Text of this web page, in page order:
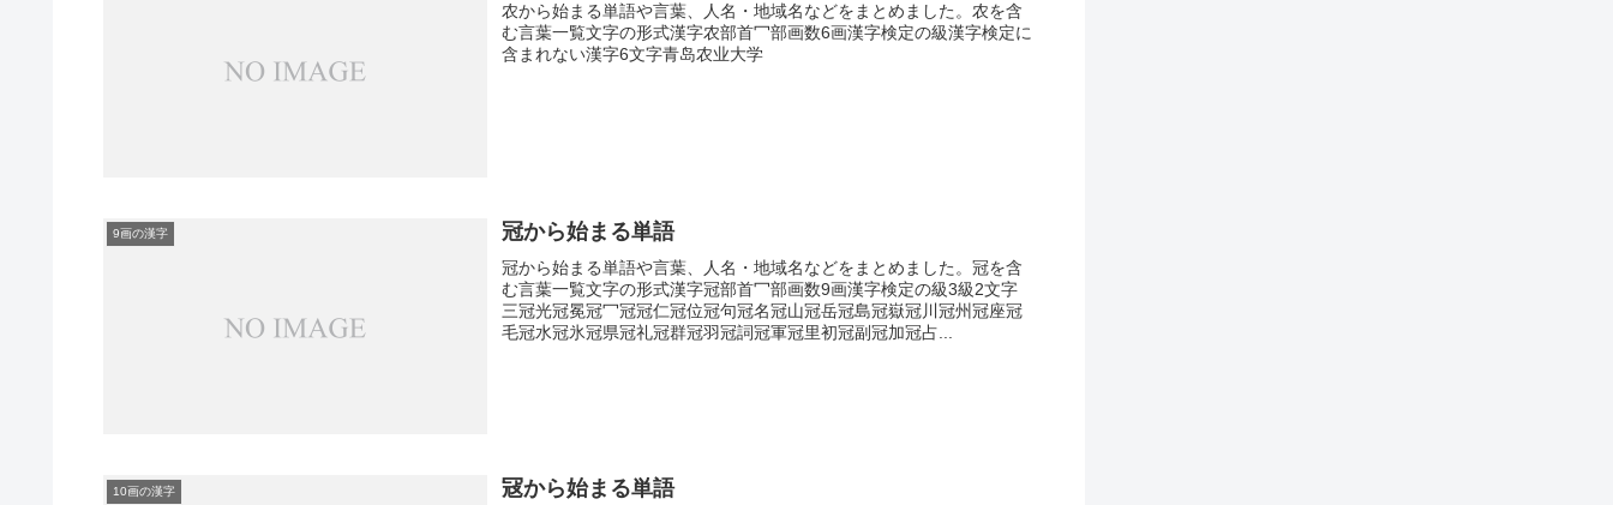
农から始まる単語や言葉、人名・地域名などをまとめました。农を含
む言葉一覧文字の形式漢字农部首冖部画数6画漢字検定の級漢字検定に
含まれない漢字6文字青岛农业大学
9画の漢字 冠から始まる単語
冠から始まる単語や言葉、人名・地域名などをまとめました。冠を含
む言葉一覧文字の形式漢字冠部首冖部画数9画漢字検定の級3級2文字
三冠光冠冕冠冖冠冠仁冠位冠句冠名冠山冠岳冠島冠嶽冠川冠州冠座冠
毛冠水冠氷冠県冠礼冠群冠羽冠詞冠軍冠里初冠副冠加冠占...
10画の漢字 冦から始まる単語